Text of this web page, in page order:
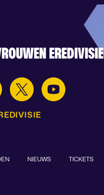
EREDIVISIE
NIEUWS TICKETS